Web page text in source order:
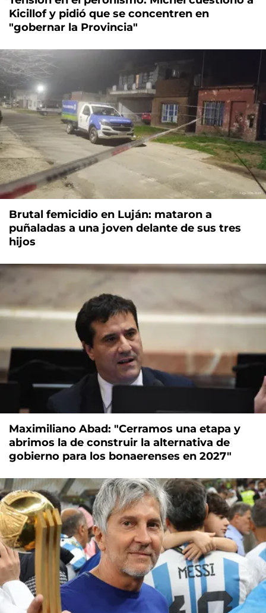
Kicillof y pidió que se concentren en
"gobernar la Provincia"
Brutal femicidio en Luján: mataron a
puñaladas a una joven delante de sus tres
hijos
Maximiliano Abad: "Cerramos una etapa y
abrimos la de construir la alternativa de
gobierno para los bonaerenses en 2027"